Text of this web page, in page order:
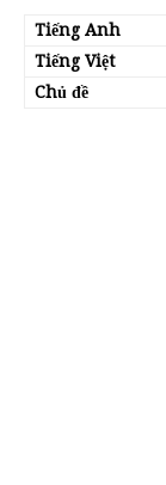
Tiếng Anh
Tiếng Việt
Chủ đề